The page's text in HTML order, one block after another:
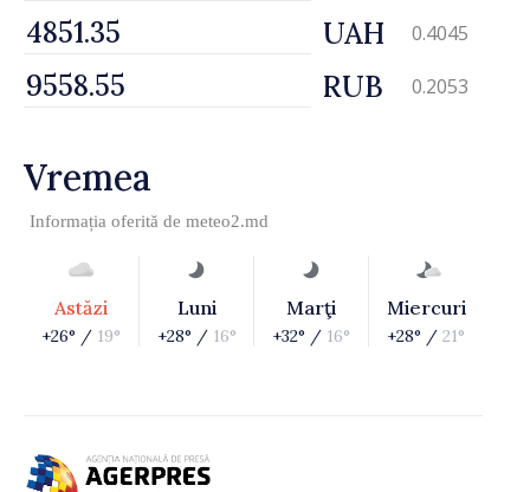
UAH 0.4045
RUB 0.2053
Vremea
Informația oferită de meteo2.md
Astăzi
+26° / 19°
Luni
+28° / 16°
Marţi
+32° / 16°
Miercuri
+28° / 21°